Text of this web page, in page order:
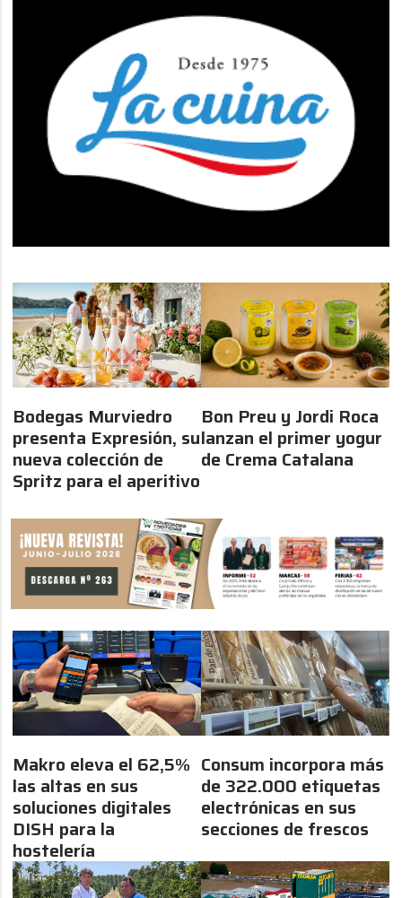
Bodegas Murviedro
presenta Expresión, su
nueva colección de
Spritz para el aperitivo
Bon Preu y Jordi Roca
lanzan el primer yogur
de Crema Catalana
Makro eleva el 62,5%
las altas en sus
soluciones digitales
DISH para la
hostelería
Consum incorpora más
de 322.000 etiquetas
electrónicas en sus
secciones de frescos